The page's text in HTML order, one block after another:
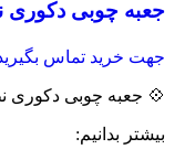
جعبه چوبی دکوری
جهت خرید تماس
💠 جعبه چوبی دکوری
بیشتر بدانیم: